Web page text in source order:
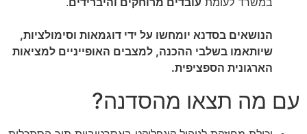
הנושאים בסדנא יומחשו על ידי דוגמאות וסימולציות,
שיותאמו בשלבי ההכנה, למצבים האופייניים למציאות
הארגונית הספציפית.
עם מה תצאו מהסדנה?